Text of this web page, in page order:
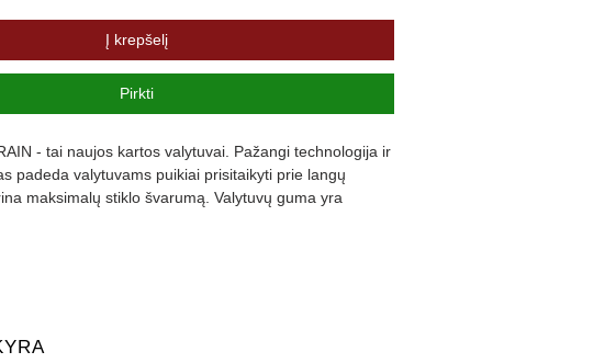
Į krepšelį
Pirkti
- tai naujos kartos valytuvai. Pažangi technologija ir
padeda valytuvams puikiai prisitaikyti prie langų
maksimalų stiklo švarumą. Valytuvų guma yra